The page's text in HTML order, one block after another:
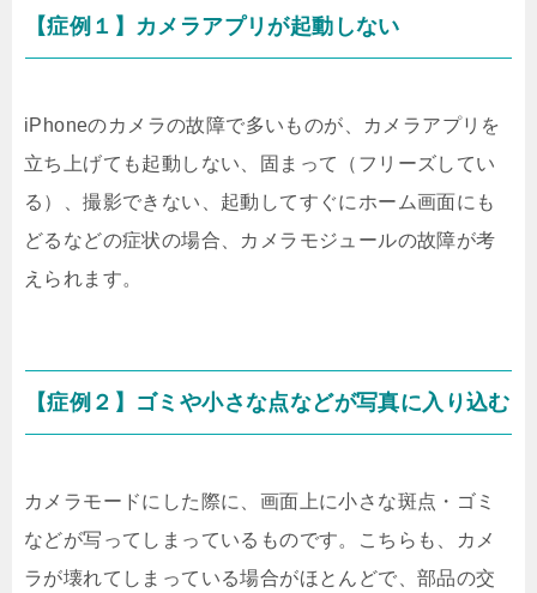
【症例１】カメラアプリが起動しない
iPhoneのカメラの故障で多いものが、カメラアプリを
立ち上げても起動しない、固まって（フリーズしてい
る）、撮影できない、起動してすぐにホーム画面にも
どるなどの症状の場合、カメラモジュールの故障が考
えられます。
【症例２】ゴミや小さな点などが写真に入り込む
カメラモードにした際に、画面上に小さな斑点・ゴミ
などが写ってしまっているものです。こちらも、カメ
ラが壊れてしまっている場合がほとんどで、部品の交